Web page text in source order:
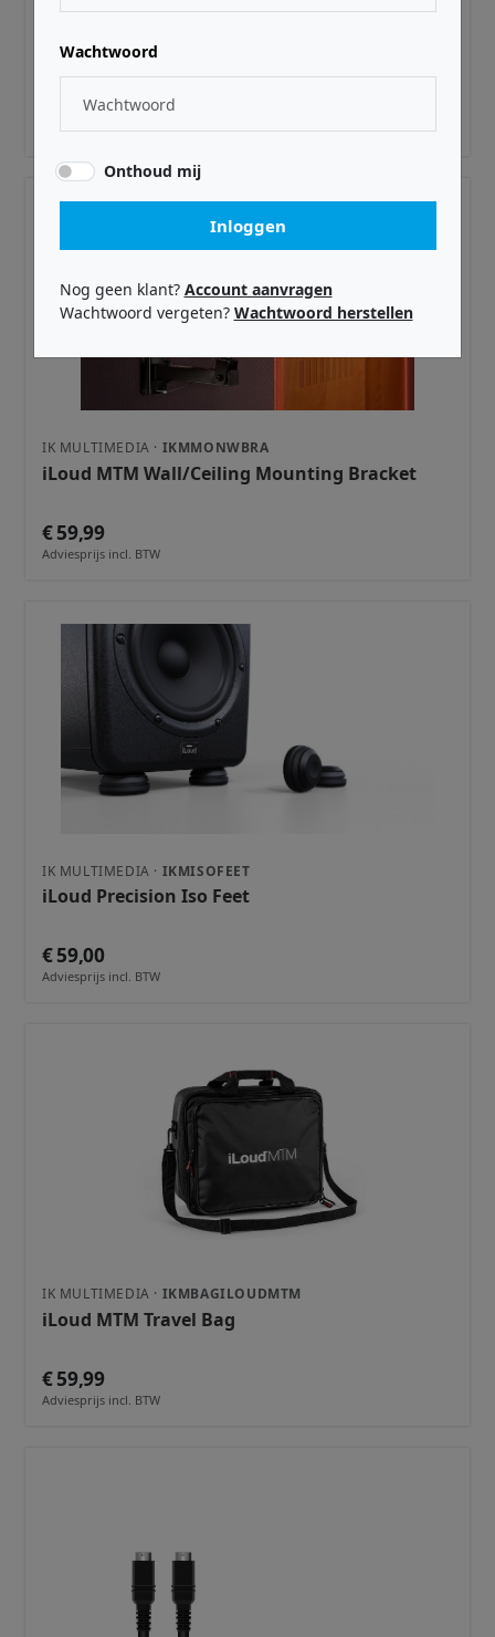
Travel Bag for iLoud Micro Pro pair
€ 59,99
Adviesprijs incl. BTW
IK MULTIMEDIA · IKMMONWBRA
iLoud MTM Wall/Ceiling Mounting Bracket
€ 59,99
Adviesprijs incl. BTW
IK MULTIMEDIA · IKMISOFEET
iLoud Precision Iso Feet
€ 59,00
Adviesprijs incl. BTW
IK MULTIMEDIA · IKMBAGILOUDMTM
iLoud MTM Travel Bag
€ 59,99
Adviesprijs incl. BTW
Wachtwoord
Onthoud mij
Inloggen
Nog geen klant? Account aanvragen
Wachtwoord vergeten? Wachtwoord herstellen